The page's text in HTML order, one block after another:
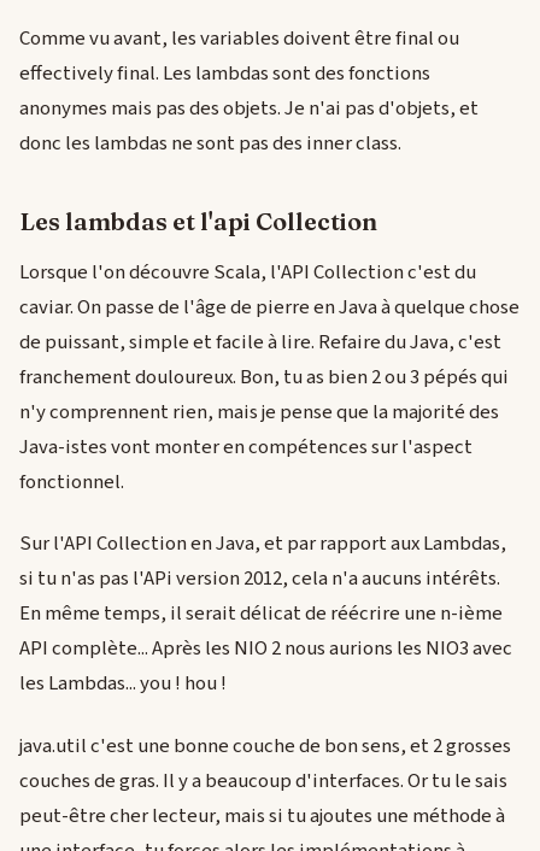
Comme vu avant, les variables doivent être final ou
effectively final. Les lambdas sont des fonctions
anonymes mais pas des objets. Je n'ai pas d'objets, et
donc les lambdas ne sont pas des inner class.
Les lambdas et l'api Collection
Lorsque l'on découvre Scala, l'API Collection c'est du
caviar. On passe de l'âge de pierre en Java à quelque chose
de puissant, simple et facile à lire. Refaire du Java, c'est
franchement douloureux. Bon, tu as bien 2 ou 3 pépés qui
n'y comprennent rien, mais je pense que la majorité des
Java-istes vont monter en compétences sur l'aspect
fonctionnel.
Sur l'API Collection en Java, et par rapport aux Lambdas,
si tu n'as pas l'APi version 2012, cela n'a aucuns intérêts.
En même temps, il serait délicat de réécrire une n-ième
API complète... Après les NIO 2 nous aurions les NIO3 avec
les Lambdas... you ! hou !
java.util c'est une bonne couche de bon sens, et 2 grosses
couches de gras. Il y a beaucoup d'interfaces. Or tu le sais
peut-être cher lecteur, mais si tu ajoutes une méthode à